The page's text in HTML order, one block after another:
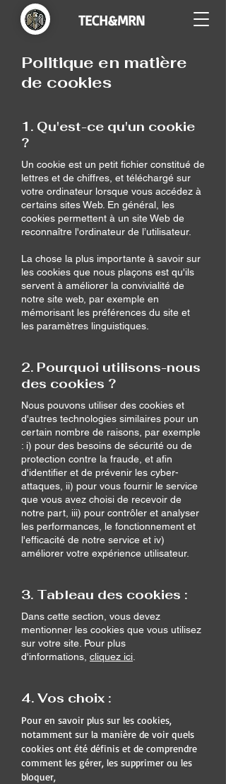
TECH&MRN
Politique en matière
de cookies
1. Qu'est-ce qu'un cookie
?
Un cookie est un petit fichier constitué de
lettres et de chiffres, et téléchargé sur
votre ordinateur lorsque vous accédez à
certains sites Web. En général, les
cookies permettent à un site Web de
reconnaître l'ordinateur de l’utilisateur.
La chose la plus importante à savoir sur
les cookies que nous plaçons est qu'ils
servent à améliorer la convivialité de
notre site web, par exemple en
mémorisant les préférences du site et
les paramètres linguistiques.
2. Pourquoi utilisons-nous
des cookies ?
Nous pouvons utiliser des cookies et
d'autres technologies similaires pour un
certain nombre de raisons, par exemple
: i) pour des besoins de sécurité ou de
protection contre la fraude, et afin
d'identifier et de prévenir les cyber-
attaques, ii) pour vous fournir le service
que vous avez choisi de recevoir de
notre part, iii) pour contrôler et analyser
les performances, le fonctionnement et
l'efficacité de notre service et iv)
améliorer votre expérience utilisateur.
3. Tableau des cookies :
Dans cette section, vous devez
mentionner les cookies que vous utilisez
sur votre site. Pour plus
d'informations, cliquez ici
4. Vos choix :
Pour en savoir plus sur les cookies,
notamment sur la manière de voir quels
cookies ont été définis et de comprendre
comment les gérer, les supprimer ou les
bloquer,